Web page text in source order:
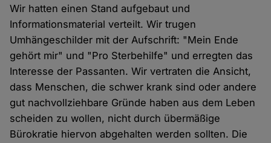
Wir hatten einen Stand aufgebaut und
Informationsmaterial verteilt. Wir trugen
Umhängeschilder mit der Aufschrift: "Mein Ende
gehört mir" und "Pro Sterbehilfe" und erregten das
Interesse der Passanten. Wir vertraten die Ansicht,
dass Menschen, die schwer krank sind oder andere
gut nachvollziehbare Gründe haben aus dem Leben
scheiden zu wollen, nicht durch übermäßige
Bürokratie hiervon abgehalten werden sollten. Die